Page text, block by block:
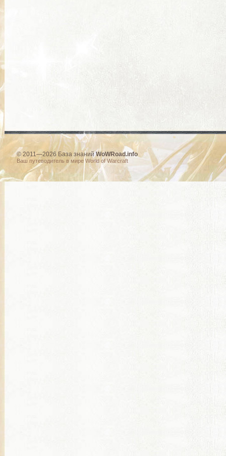
© 2011—2026 База знанийWoWRoad.info
Ваш путеводитель в мире World of Warcraft